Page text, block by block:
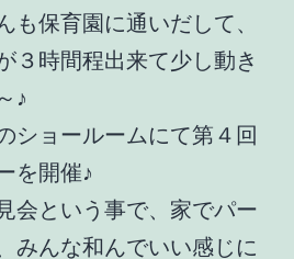
も保育園に通いだして、
３時間程出来て少し動き
♪
ショールームにて第４回
を開催♪
会という事で、家でパー
みんな和んでいい感じに